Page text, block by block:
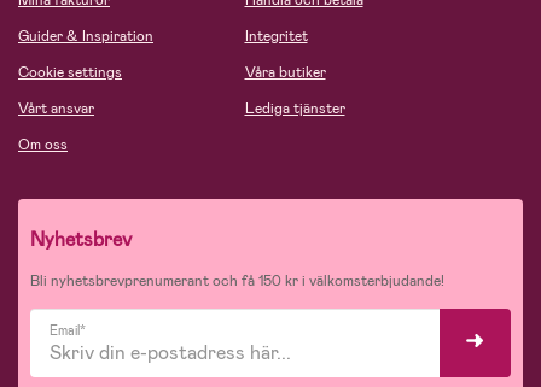
Guider & Inspiration
Cookie settings
Vårt ansvar
Om oss
Integritet
Våra butiker
Lediga tjänster
Nyhetsbrev
Bli nyhetsbrevprenumerant och få 150 kr i välkomsterbjudande!
Email*